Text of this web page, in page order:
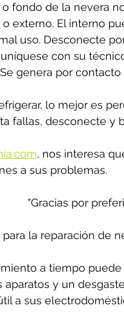
fondo de la nevera
externo. El interno
uso. Desconecte
con su
genera por
lo mejor es
fallas, desconecte y
, nos interesa
a sus problemas.
"Gracias por
la reparación de
a tiempo
aparatos y un
a sus